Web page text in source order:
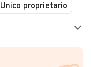
Unico proprietario